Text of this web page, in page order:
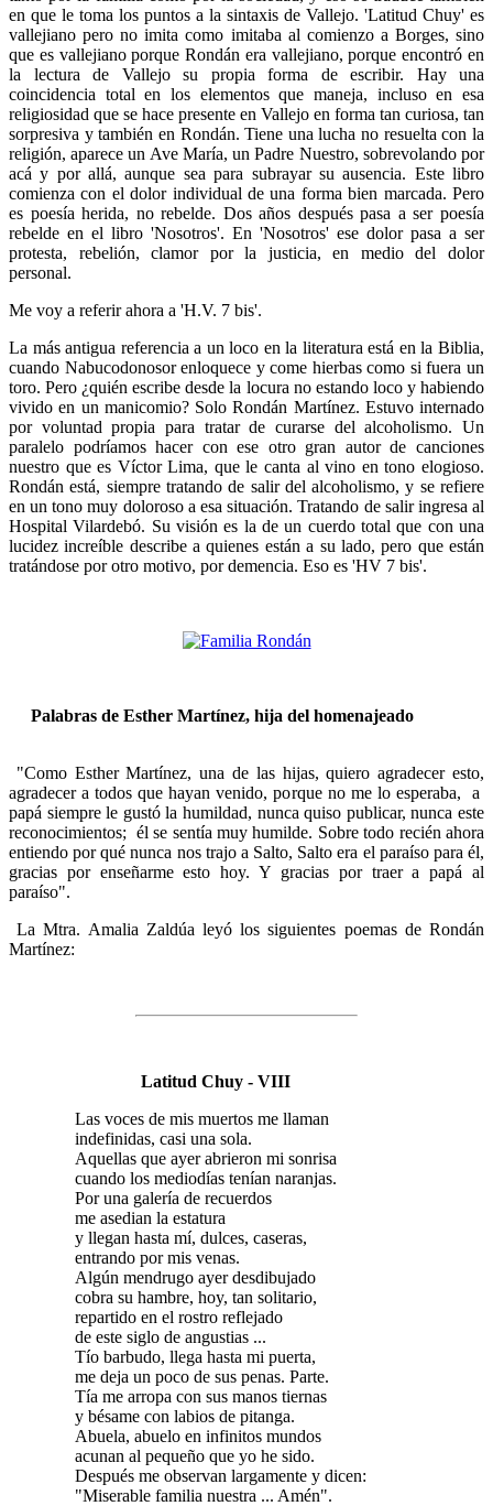
en que le toma los puntos a la sintaxis de Vallejo. 'Latitud Chuy' es
vallejiano pero no imita como imitaba al comienzo a Borges, sino
que es vallejiano porque Rondán era vallejiano, porque encontró en
la lectura de Vallejo su propia forma de escribir. Hay una
coincidencia total en los elementos que maneja, incluso en esa
religiosidad que se hace presente en Vallejo en forma tan curiosa, tan
sorpresiva y también en Rondán. Tiene una lucha no resuelta con la
religión, aparece un Ave María, un Padre Nuestro, sobrevolando por
acá y por allá, aunque sea para subrayar su ausencia. Este libro
comienza con el dolor individual de una forma bien marcada. Pero
es poesía herida, no rebelde. Dos años después pasa a ser poesía
rebelde en el libro 'Nosotros'. En 'Nosotros' ese dolor pasa a ser
protesta, rebelión, clamor por la justicia, en medio del dolor
personal.
Me voy a referir ahora a 'H.V. 7 bis'.
La más antigua referencia a un loco en la literatura está en la Biblia,
cuando Nabucodonosor enloquece y come hierbas como si fuera un
toro. Pero ¿quién escribe desde la locura no estando loco y habiendo
vivido en un manicomio? Solo Rondán Martínez. Estuvo internado
por voluntad propia para tratar de curarse del alcoholismo. Un
paralelo podríamos hacer con ese otro gran autor de canciones
nuestro que es Víctor Lima, que le canta al vino en tono elogioso.
Rondán está, siempre tratando de salir del alcoholismo, y se refiere
en un tono muy doloroso a esa situación. Tratando de salir ingresa al
Hospital Vilardebó. Su visión es la de un cuerdo total que con una
lucidez increíble describe a quienes están a su lado, pero que están
tratándose por otro motivo, por demencia. Eso es 'HV 7 bis'.
Palabras de Esther Martínez, hija del homenajeado
"Como Esther Martínez, una de las hijas, quiero agradecer esto,
agradecer a todos que hayan venido, porque no me lo esperaba, a
papá siempre le gustó la humildad, nunca quiso publicar, nunca este
reconocimientos; él se sentía muy humilde. Sobre todo recién ahora
entiendo por qué nunca nos trajo a Salto, Salto era el paraíso para él,
gracias por enseñarme esto hoy. Y gracias por traer a papá al
paraíso".
La Mtra. Amalia Zaldúa leyó los siguientes poemas de Rondán
Martínez:
Latitud Chuy - VIII
Las voces de mis muertos me llaman
indefinidas, casi una sola.
Aquellas que ayer abrieron mi sonrisa
cuando los mediodías tenían naranjas.
Por una galería de recuerdos
me asedian la estatura
y llegan hasta mí, dulces, caseras,
entrando por mis venas.
Algún mendrugo ayer desdibujado
cobra su hambre, hoy, tan solitario,
repartido en el rostro reflejado
de este siglo de angustias ...
Tío barbudo, llega hasta mi puerta,
me deja un poco de sus penas. Parte.
Tía me arropa con sus manos tiernas
y bésame con labios de pitanga.
Abuela, abuelo en infinitos mundos
acunan al pequeño que yo he sido.
Después me observan largamente y dicen:
"Miserable familia nuestra ... Amén".